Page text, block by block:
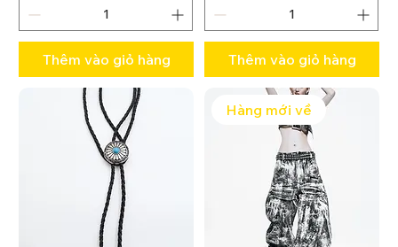
Thêm vào giỏ hàng Thêm vào giỏ hàng
Hàng mới về